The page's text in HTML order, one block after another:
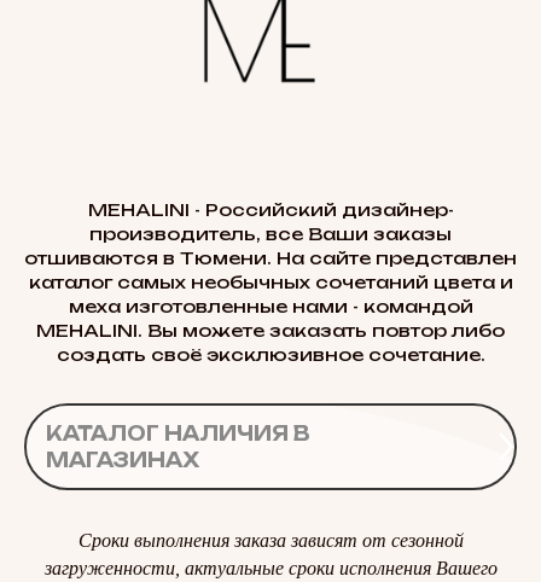
MEHALINI - Российский дизайнер-
производитель, все Ваши заказы
отшиваются в Тюмени. На сайте представлен
каталог самых необычных сочетаний цвета и
меха изготовленные нами - командой
MEHALINI. Вы можете заказать повтор либо
создать своё эксклюзивное сочетание.
КАТАЛОГ НАЛИЧИЯ В
МАГАЗИНАХ
Сроки выполнения заказа зависят от сезонной
загруженности, актуальные сроки исполнения Вашего